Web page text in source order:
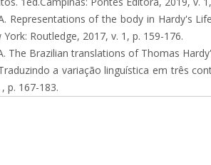
Representations of the body in Hardy's
Routledge, 2017, v. 1, p. 159-176.
The Brazilian translations of Thomas
a variação linguística em três
p. 167-183.